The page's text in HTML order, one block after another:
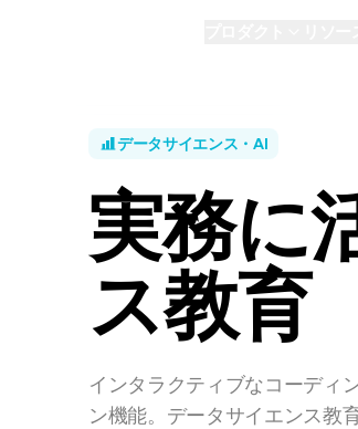
データサイエンス・AI
実務に
ス教育
インタラクティブなコーディ
ン機能。データサイエンス教